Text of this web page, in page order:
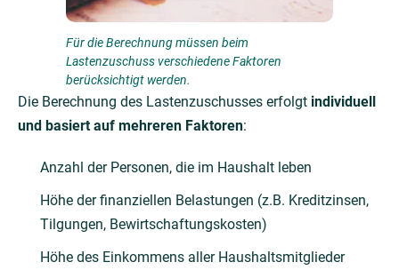
Für die Berechnung müssen beim
Lastenzuschuss verschiedene Faktoren
berücksichtigt werden.
Die Berechnung des Lastenzuschusses erfolgt individuell
und basiert auf mehreren Faktoren:
Anzahl der Personen, die im Haushalt leben
Höhe der finanziellen Belastungen (z.B. Kreditzinsen,
Tilgungen, Bewirtschaftungskosten)
Höhe des Einkommens aller Haushaltsmitglieder